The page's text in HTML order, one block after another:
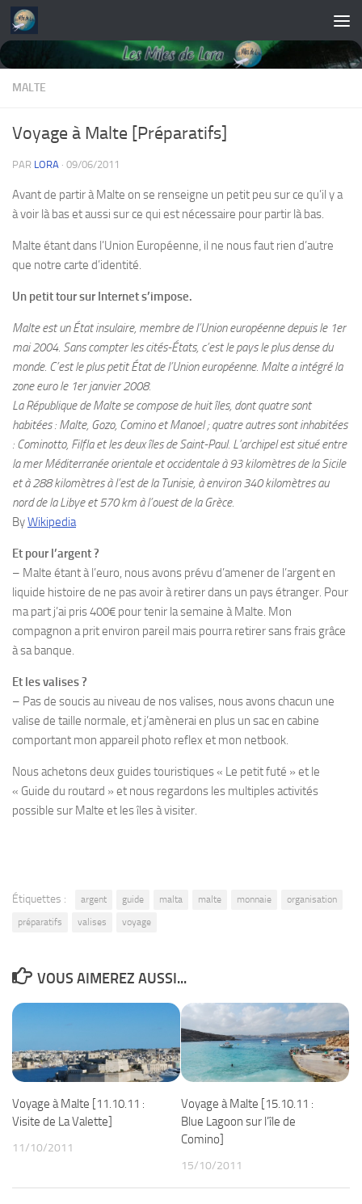
Skip to content
MALTE
Voyage à Malte [Préparatifs]
PAR LORA · 09/06/2011
Avant de partir à Malte on se renseigne un petit peu sur ce qu’il y a
à voir là bas et aussi sur ce qui est nécessaire pour partir là bas.
Malte étant dans l’Union Européenne, il ne nous faut rien d’autre
que notre carte d’identité.
Un petit tour sur Internet s’impose.
Malte est un État insulaire, membre de l’Union européenne depuis le 1er
mai 2004. Sans compter les cités-États, c’est le pays le plus dense du
monde. C’est le plus petit État de l’Union européenne. Malte a intégré la
zone euro le 1er janvier 2008.
La République de Malte se compose de huit îles, dont quatre sont
habitées : Malte, Gozo, Comino et Manoel ; quatre autres sont inhabitées
: Cominotto, Filfla et les deux îles de Saint-Paul. L’archipel est situé entre
la mer Méditerranée orientale et occidentale à 93 kilomètres de la Sicile
et à 288 kilomètres à l’est de la Tunisie, à environ 340 kilomètres au
nord de la Libye et 570 km à l’ouest de la Grèce.
ByWikipedia
Et pour l’argent ?
– Malte étant à l’euro, nous avons prévu d’amener de l’argent en
liquide histoire de ne pas avoir à retirer dans un pays étranger. Pour
ma part j’ai pris 400€ pour tenir la semaine à Malte. Mon
compagnon a prit environ pareil mais pourra retirer sans frais grâce
à sa banque.
Et les valises ?
– Pas de soucis au niveau de nos valises, nous avons chacun une
valise de taille normale, et j’amènerai en plus un sac en cabine
comportant mon appareil photo reflex et mon netbook.
Nous achetons deux guides touristiques « Le petit futé » et le
« Guide du routard » et nous regardons les multiples activités
possible sur Malte et les îles à visiter.
Étiquettes : argent guide malta malte monnaie
organisation
préparatifs
valises voyage
VOUS AIMEREZ AUSSI...
Voyage à Malte [11.10.11 :
Visite de La Valette]
11/10/2011
Voyage à Malte [15.10.11 :
Blue Lagoon sur l’île de
Comino]
15/10/2011